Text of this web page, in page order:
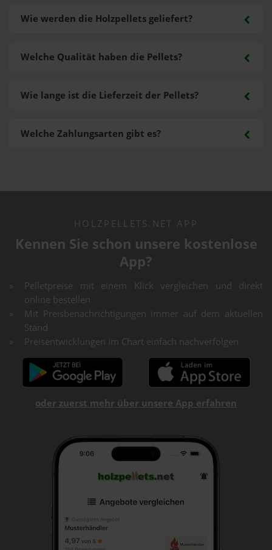
Wie werden die Holzpellets geliefert?
Welche Zahlungsarten gibt es?
Welche Qualität haben die Pellets?
Wie lange ist die Lieferzeit der Pellets?
HOLZPELLETS.NET APP
Kennen Sie schon unsere kostenlose
App?
Pelletpreise mit einem Klick vergleichen und direkt
online bestellen
Mit Preisbenachrichtigungen immer auf dem aktuellen
Stand
Preisentwicklungen im Chart einfach nachverfolgen
oder zuerst mehr über unsere App erfahren